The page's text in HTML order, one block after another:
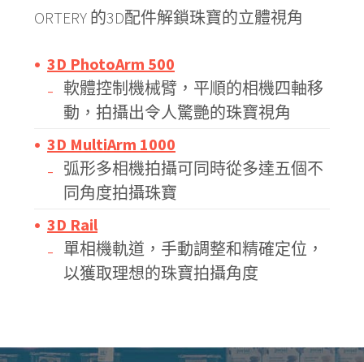
ORTERY 的3D配件解鎖珠寶的立體視角
3D PhotoArm 500
軟體控制機械臂，平順的相機四軸移
動，拍攝出令人驚艷的珠寶視角
3D MultiArm 1000
弧形多相機拍攝可同時從多達五個不
同角度拍攝珠寶
3D Rail
單相機軌道，手動調整和精確定位，
以獲取理想的珠寶拍攝角度